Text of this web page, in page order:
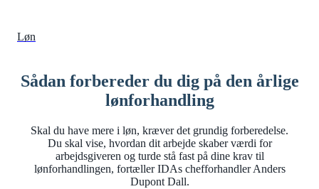
Løn
Sådan forbereder du dig på den årlige
lønforhandling
Skal du have mere i løn, kræver det grundig forberedelse.
Du skal vise, hvordan dit arbejde skaber værdi for
arbejdsgiveren og turde stå fast på dine krav til
lønforhandlingen, fortæller IDAs chefforhandler Anders
Dupont Dall.